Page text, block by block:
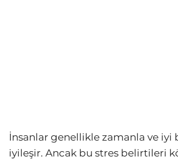
İnsanlar genellikle zamanla ve iyi
iyileşir. Ancak bu stres belirtileri